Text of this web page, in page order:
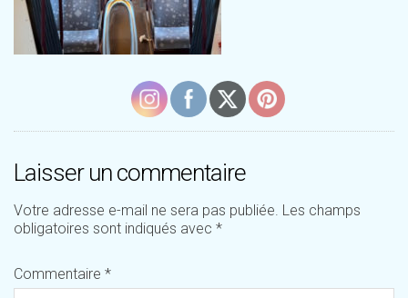
Laisser un commentaire
Votre adresse e-mail ne sera pas publiée. Les champs
obligatoires sont indiqués avec *
Commentaire *